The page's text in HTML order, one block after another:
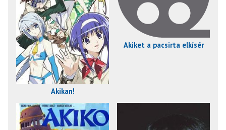
Akikan!
Akiket a pacsirta elkísér